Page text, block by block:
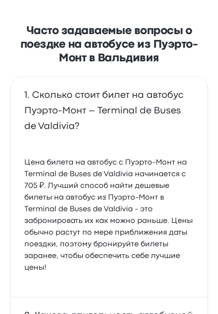
Часто задаваемые вопросы о
поездке на автобусе из Пуэрто-
Монт в Вальдивия
Сколько стоит билет на автобус
Пуэрто-Монт – Terminal de Buses
de Valdivia?
Цена билета на автобус с Пуэрто-Монт на
Terminal de Buses de Valdivia начинается с
705 ₽. Лучший способ найти дешевые
билеты на автобус из Пуэрто-Монт в
Terminal de Buses de Valdivia - это
забронировать их как можно раньше. Цены
обычно растут по мере приближения даты
поездки, поэтому бронируйте билеты
заранее, чтобы обеспечить себе лучшие
цены!